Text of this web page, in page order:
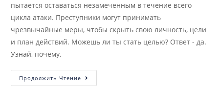
пытается оставаться незамеченным в течение всего
цикла атаки. Преступники могут принимать
чрезвычайные меры, чтобы скрыть свою личность, цели
и план действий. Можешь ли ты стать целью? Ответ - да.
Узнай, почему.
Продолжить Чтение